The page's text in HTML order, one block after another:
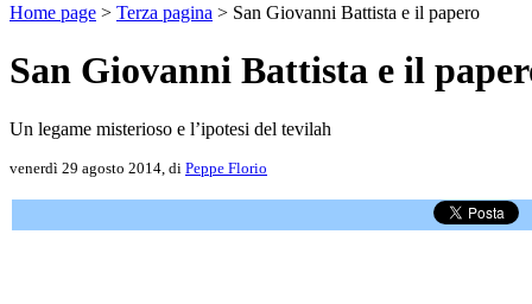
Home page > Terza pagina > San Giovanni Battista e il papero
San Giovanni Battista e il
Un legame misterioso e l’ipotesi del tevilah
venerdì 29 agosto 2014, di Peppe Florio